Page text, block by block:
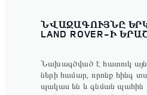
ՆՎԱԶԱԳՈՒՅՆԸ
LAND ROVER-Ի
Նախագծված է հատուկ
ների համար, որոնք հինգ
պակաս են և գնման պահին